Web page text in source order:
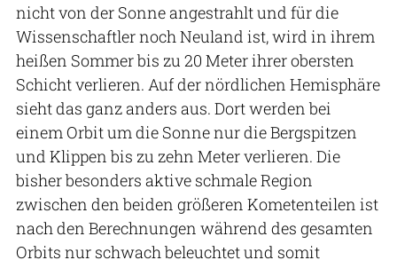
nicht von der Sonne angestrahlt und für die
Wissenschaftler noch Neuland ist, wird in ihrem
heißen Sommer bis zu 20 Meter ihrer obersten
Schicht verlieren. Auf der nördlichen Hemisphäre
sieht das ganz anders aus. Dort werden bei
einem Orbit um die Sonne nur die Bergspitzen
und Klippen bis zu zehn Meter verlieren. Die
bisher besonders aktive schmale Region
zwischen den beiden größeren Kometenteilen ist
nach den Berechnungen während des gesamten
Orbits nur schwach beleuchtet und somit